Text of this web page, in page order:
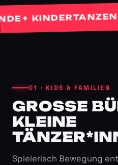
✦ KINDERTANZEN✦
01 · KIDS & FAMILIEN
GROSSE
LEINE T
Spielerisch Bewegung